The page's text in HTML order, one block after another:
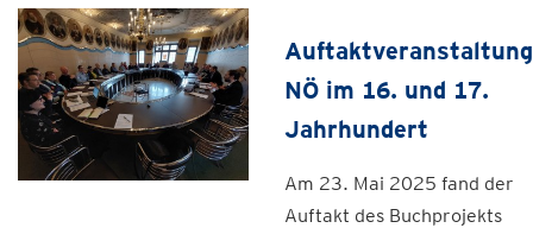
Auftaktveranstaltung
NÖ im 16. und 17.
Jahrhundert
Am 23. Mai 2025 fand der
Auftakt des Buchprojekts